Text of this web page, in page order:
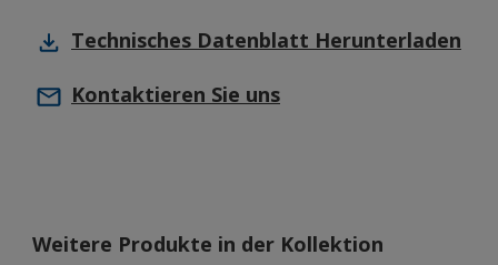
Technisches Datenblatt Herunterladen
Kontaktieren Sie uns
Weitere Produkte in der Kollektion